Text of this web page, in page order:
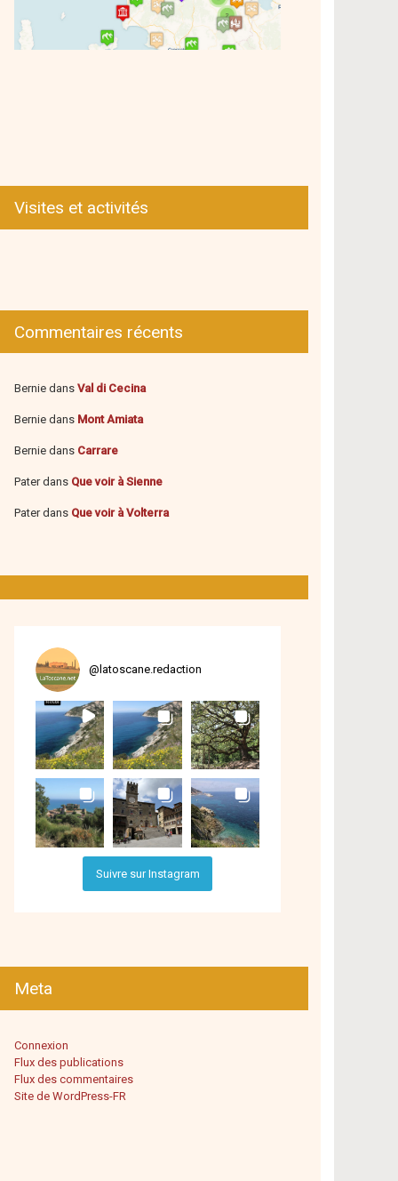
Visites et activités
Commentaires récents
Bernie dans Val di Cecina
Bernie dans Mont Amiata
Bernie dans Carrare
Paterdans Que voir à Sienne
Paterdans Que voir à Volterra
@ latoscane.redaction
Suivre sur Instagram
Meta
Connexion
Flux des publications
Flux des commentaires
Site de WordPress-FR